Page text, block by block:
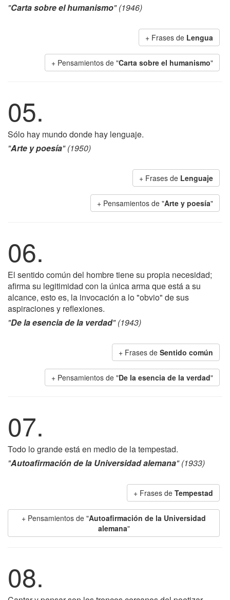
"Carta sobre el humanismo" (1946)
+ Frases de Lengua
+ Pensamientos de "Carta sobre el humanismo"
05.
Sólo hay mundo donde hay lenguaje.
"Arte y poesía" (1950)
+ Frases de Lenguaje
+ Pensamientos de "Arte y poesía"
06.
El sentido común del hombre tiene su propia necesidad;
afirma su legitimidad con la única arma que está a su
alcance, esto es, la invocación a lo "obvio" de sus
aspiraciones y reflexiones.
"De la esencia de la verdad" (1943)
+ Frases de Sentido común
+ Pensamientos de "De la esencia de la verdad"
07.
Todo lo grande está en medio de la tempestad.
"Autoafirmación de la Universidad alemana" (1933)
+ Frases de Tempestad
+ Pensamientos de "Autoafirmación de la Universidad
alemana"
08.